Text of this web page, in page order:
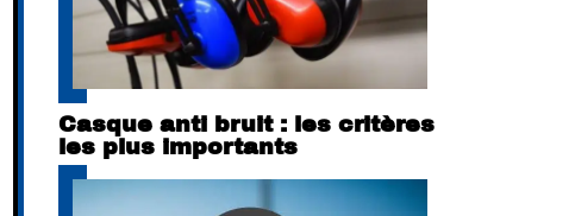
Casque anti bruit : les critères
les plus importants